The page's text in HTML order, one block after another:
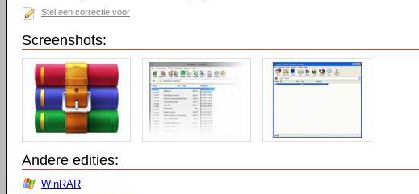
Stel een correctie voor
Screenshots:
Andere edities:
WinRAR